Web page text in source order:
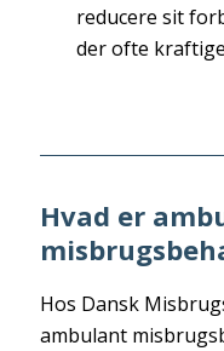
reducere sit
der ofte
Hvad er
Hos Dansk
ambulant